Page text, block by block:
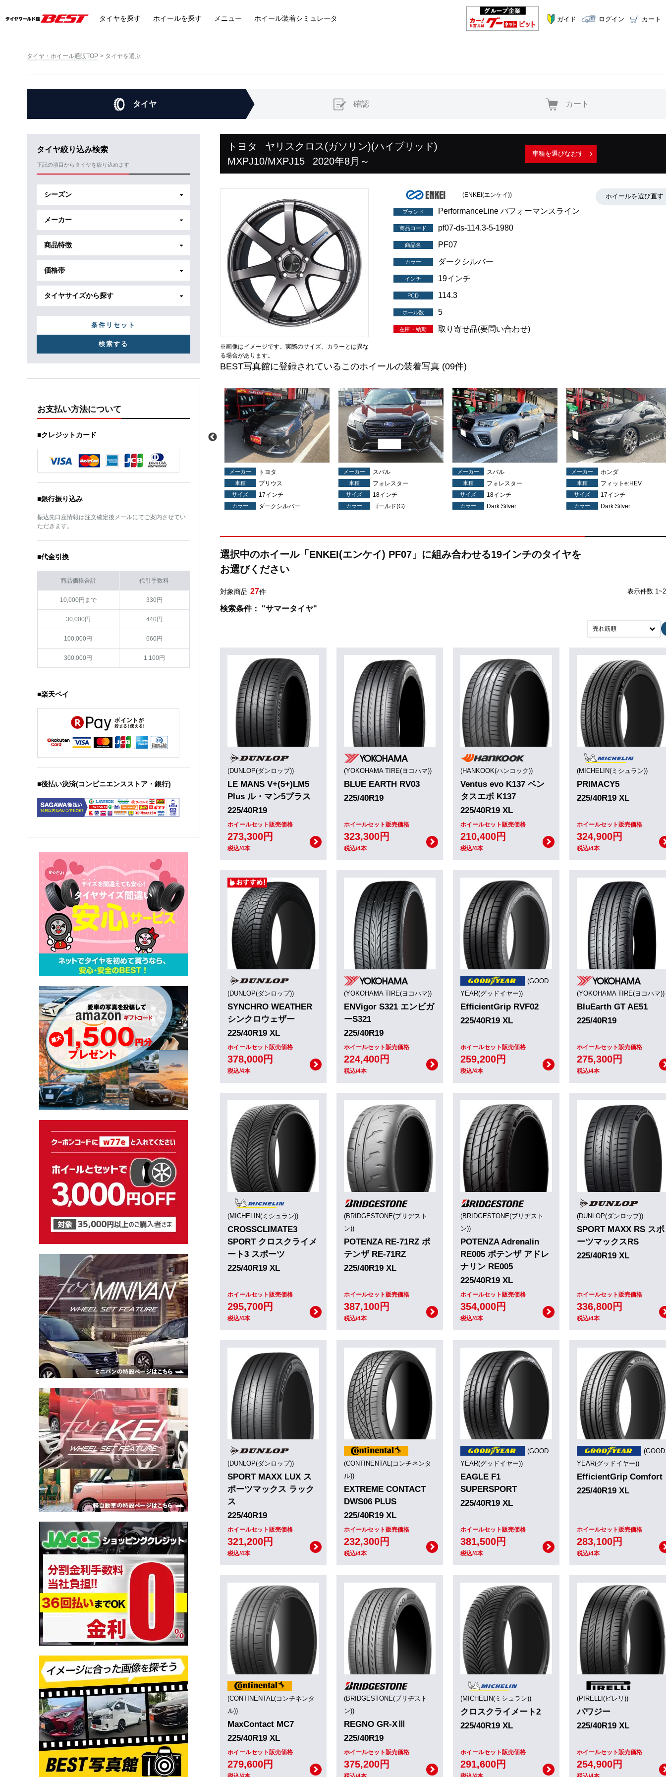
タイヤを探す ホイールを探す メニュー ホイール装着シミュレータ ガイド ログイン カート
タイヤ・ホイール通販TOP タイヤを選ぶ
タイヤ 確認 カート
タイヤ絞り込み検索
下記の項目からタイヤを絞り込めます
シーズン
メーカー
商品特徴
価格帯
タイヤサイズから探す
条件リセット
お支払い方法について
■クレジットカード
■銀行振り込み
振込先口座情報は注文確定後メールにてご案内させてい
ただきます。
■代金引換
商品価格合計 代引手数料
10,000円まで 330円
30,000円 440円
100,000円 660円
300,000円 1,100円
■楽天ペイ
■後払い決済(コンビニエンスストア・銀行)
トヨタ
ヤリスクロス(ガソリン)(ハイブリッド)
MXPJ10/MXPJ15
2020年8月～
車種を選びなおす
※画像はイメージです。実際のサイズ、カラーとは異な
る場合があります。
ホイールを選び直す
(ENKEI(エンケイ))
ブランド PerformanceLine パフォーマンスライン
商品コード pf07-ds-114.3-5-1980
商品名 PF07
カラー ダークシルバー
インチ 19インチ
PCD 114.3
ホール数 5
在庫・納期 取り寄せ品(要問い合わせ)
BEST写真館に登録されているこのホイールの装着写真(09件)
スバル
レヴォーグ
18インチ
メーカー スバル
車種 レヴォーグ
メーカー トヨタ
車種 プリウス
サイズ 17インチ
カラー ダークシルバー
メーカー スバル
車種 フォレスター
サイズ 18インチ
カラー ゴールド(G)
メーカー スバル
車種 フォレスター
サイズ 18インチ
カラー Dark Silver
メーカー ホンダ
車種 フィットe:HEV
サイズ 17インチ
カラー Dark Silver
選択中のホイール「ENKEI(エンケイ) PF07」に組み合わせる19インチのタイヤを
お選びください
対象商品 27件 表示件数
検索条件： "サマータイヤ"
売れ筋順
(DUNLOP(ダンロップ))
LE MANS V+(5+)LM5
Plus ル・マン5プラス
225/40R19
ホイールセット販売価格
273,300円
税込/4本
(YOKOHAMA TIRE(ヨコハマ))
BLUE EARTH RV03
225/40R19
ホイールセット販売価格
323,300円
税込/4本
(HANKOOK(ハンコック))
Ventus evo K137 ベン
タスエボ K137
225/40R19 XL
ホイールセット販売価格
210,400円
税込/4本
(MICHELIN(ミシュラン))
PRIMACY5
225/40R19 XL
ホイールセット販売価格
324,900円
税込/4本
(DUNLOP(ダンロップ))
SYNCHRO WEATHER
シンクロウェザー
225/40R19 XL
ホイールセット販売価格
378,000円
税込/4本
(YOKOHAMA TIRE(ヨコハマ))
ENVigor S321 エンビガ
ーS321
225/40R19
ホイールセット販売価格
224,400円
税込/4本
(GOOD
YEAR(グッドイヤー))
EfficientGrip RVF02
225/40R19 XL
ホイールセット販売価格
259,200円
税込/4本
(YOKOHAMA TIRE(ヨコハマ))
BluEarth GT AE51
225/40R19
ホイールセット販売価格
275,300円
税込/4本
(MICHELIN(ミシュラン))
CROSSCLIMATE3
SPORT クロスクライメ
ート3 スポーツ
225/40R19 XL
ホイールセット販売価格
295,700円
税込/4本
(BRIDGESTONE(ブリヂスト
ン))
POTENZA RE-71RZ ポ
テンザ RE-71RZ
225/40R19 XL
ホイールセット販売価格
387,100円
税込/4本
(BRIDGESTONE(ブリヂスト
ン))
POTENZA Adrenalin
RE005 ポテンザ アドレ
ナリン RE005
225/40R19 XL
ホイールセット販売価格
354,000円
税込/4本
(DUNLOP(ダンロップ))
SPORT MAXX RS スポ
ーツマックスRS
225/40R19 XL
ホイールセット販売価格
336,800円
税込/4本
(DUNLOP(ダンロップ))
SPORT MAXX LUX ス
ポーツマックス ラック
ス
225/40R19
ホイールセット販売価格
321,200円
税込/4本
(CONTINENTAL(コンチネンタ
ル))
EXTREME CONTACT
DWS06 PLUS
225/40R19 XL
ホイールセット販売価格
232,300円
税込/4本
(GOOD
YEAR(グッドイヤー))
EAGLE F1
SUPERSPORT
225/40R19 XL
ホイールセット販売価格
381,500円
税込/4本
(GOOD
YEAR(グッドイヤー))
EfficientGrip Comfort
225/40R19 XL
ホイールセット販売価格
283,100円
税込/4本
(CONTINENTAL(コンチネンタ
ル))
MaxContact MC7
225/40R19 XL
ホイールセット販売価格
279,600円
(BRIDGESTONE(ブリヂスト
ン))
REGNO GR-XⅢ
225/40R19
ホイールセット販売価格
375,200円
(MICHELIN(ミシュラン))
クロスクライメート2
225/40R19 XL
ホイールセット販売価格
291,600円
(PIRELLI(ピレリ))
パワジー
225/40R19 XL
ホイールセット販売価格
254,900円